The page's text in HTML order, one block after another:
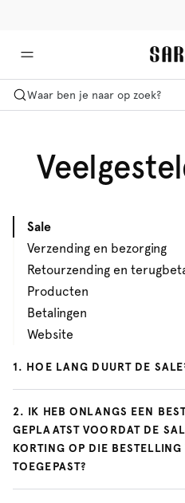
Waar ben je naar op zoek?
Sale
Verzending en bezorging
Retourzending en
Producten
Betalingen
Website
1. HOE LANG DUURT DE
2. IK HEB ONLANGS EEN
GEPLAATST VOORDAT DE
KORTING OP DIE
TOEGEPAST?